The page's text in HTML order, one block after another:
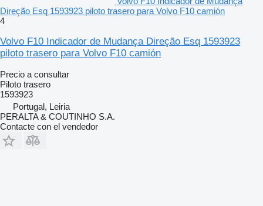
Direção Esq 1593923 piloto trasero para Volvo F10 camión
4
Volvo F10 Indicador de Mudança Direção Esq 1593923
piloto trasero para Volvo F10 camión
Precio a consultar
Piloto trasero
1593923
Portugal, Leiria
PERALTA & COUTINHO S.A.
Contacte con el vendedor